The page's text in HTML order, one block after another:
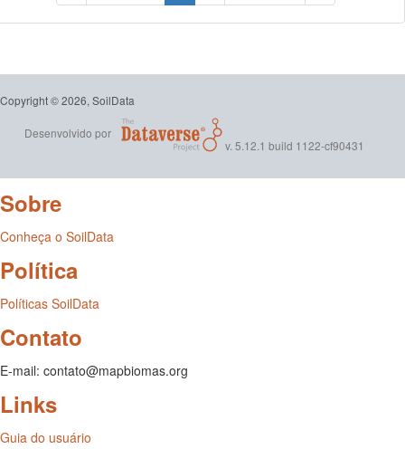
Copyright © 2026, SoilData
Desenvolvido por
v. 5.12.1 build 1122-cf90431
Sobre
Conheça o SoilData
Política
Políticas SoilData
Contato
E-mail: contato@mapbiomas.org
Links
Guia do usuário